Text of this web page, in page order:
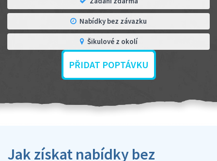
Nabídky bez závazku
Šikulové z okolí
PŘIDAT POPTÁVKU
Jak získat nabídky bez